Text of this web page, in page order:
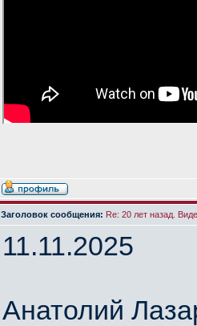
Заголовок сообщения: Re: 20 лет назад.
11.11.2025
Анатолий